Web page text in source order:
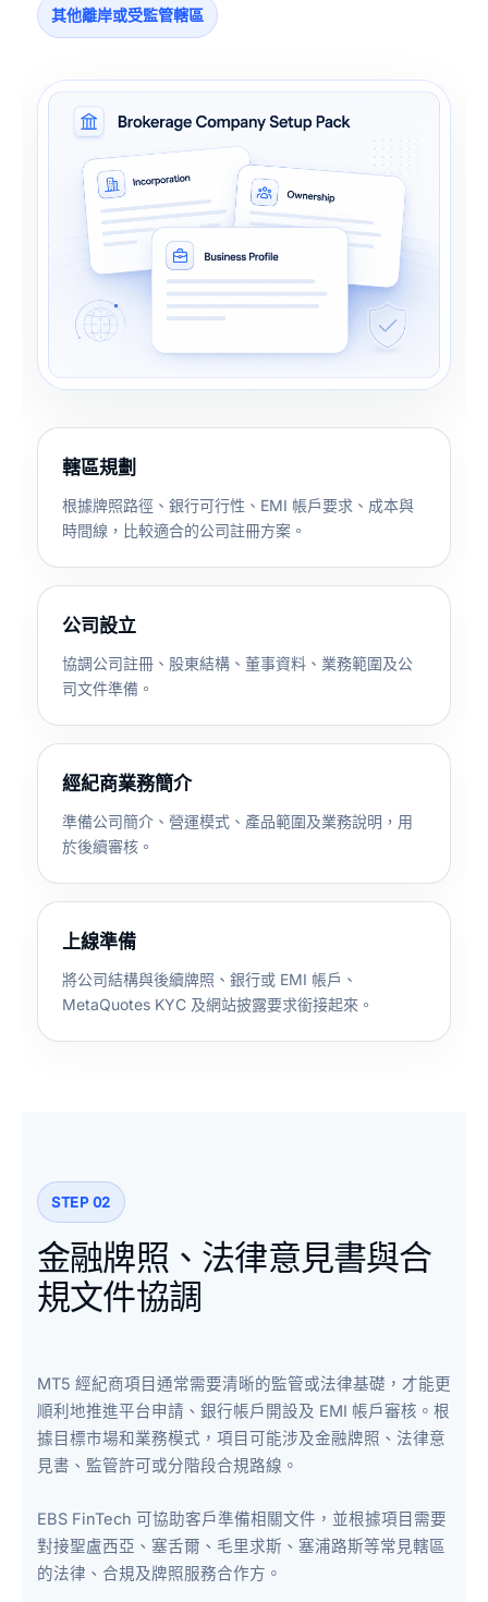
其他離岸或受監管轄區
轄區規劃
根據牌照路徑、銀行可行性、EMI 帳戶要求、成本與
時間線，比較適合的公司註冊方案。
公司設立
協調公司註冊、股東結構、董事資料、業務範圍及公
司文件準備。
經紀商業務簡介
準備公司簡介、營運模式、產品範圍及業務說明，用
於後續審核。
上線準備
將公司結構與後續牌照、銀行或 EMI 帳戶、
MetaQuotes KYC 及網站披露要求銜接起來。
STEP 02
金融牌照、法律意見書與合
規文件協調
MT5 經紀商項目通常需要清晰的監管或法律基礎，才能更
順利地推進平台申請、銀行帳戶開設及 EMI 帳戶審核。根
據目標市場和業務模式，項目可能涉及金融牌照、法律意
見書、監管許可或分階段合規路線。
EBS FinTech 可協助客戶準備相關文件，並根據項目需要
對接聖盧西亞、塞舌爾、毛里求斯、塞浦路斯等常見轄區
的法律、合規及牌照服務合作方。